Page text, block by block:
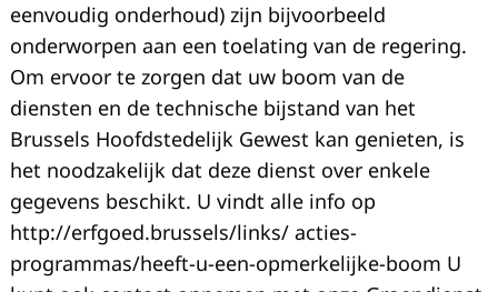
eenvoudig onderhoud) zijn bijvoorbeeld
onderworpen aan een toelating van de regering.
Om ervoor te zorgen dat uw boom van de
diensten en de technische bijstand van het
Brussels Hoofdstedelijk Gewest kan genieten, is
het noodzakelijk dat deze dienst over enkele
gegevens beschikt. U vindt alle info op
http://erfgoed.brussels/links/ acties-
programmas/heeft-u-een-opmerkelijke-boom U